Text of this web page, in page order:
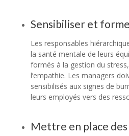
Sensibiliser et
Les responsables
la santé mentale de leurs
formés à la gestion du
l’empathie. Les managers
sensibilisés aux signes de
leurs employés vers des
Mettre en place